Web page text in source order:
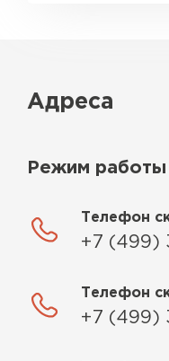
Адреса
Режим работы
Телефон
+7 (499)
Телефон
+7 (499)